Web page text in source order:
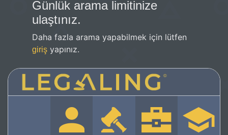
Günlük arama limitinize
ulaştınız.
Daha fazla arama yapabilmek için lütfen
giriş yapınız.